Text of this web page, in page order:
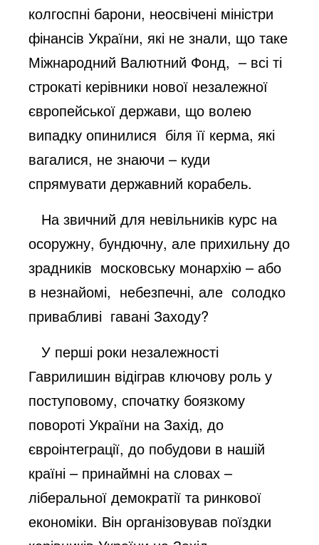
колгоспні барони, неосвічені міністри
фінансів України, які не знали, що таке
Міжнародний Валютний Фонд, – всі ті
строкаті керівники нової незалежної
європейської держави, що волею
випадку опинилися біля її керма, які
вагалися, не знаючи – куди
спрямувати державний корабель.
На звичний для невільників курс на
осоружну, бундючну, але прихильну до
зрадників московську монархію – або
в незнайомі, небезпечні, але солодко
привабливі гавані Заходу?
У перші роки незалежності
Гаврилишин відіграв ключову роль у
поступовому, спочатку боязкому
повороті України на Захід, до
євроінтеграції, до побудови в нашій
країні – принаймні на словах –
ліберальної демократії та ринкової
економіки. Він організовував поїздки